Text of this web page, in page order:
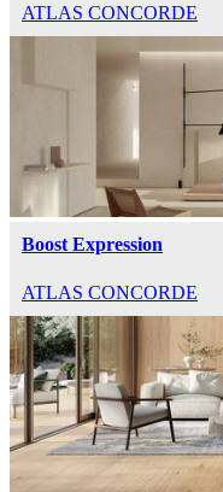
ATLAS CONCORDE
Boost Expression
ATLAS CONCORDE